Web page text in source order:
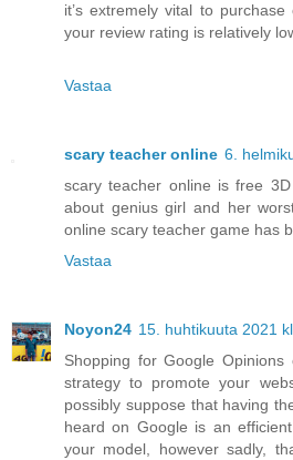
it’s extremely vital to
your review rating is relatively
Vastaa
scary teacher online 6.
scary teacher online is free
about genius girl and her
online scary teacher game has
Vastaa
Noyon24 15. huhtikuuta 2021
Shopping for Google
strategy to promote your
possibly suppose that having
heard on Google is an
your model, however sadly,